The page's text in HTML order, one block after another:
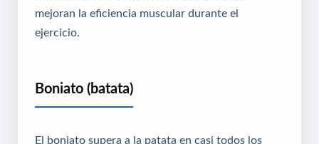
mejoran la eficiencia muscular durante el
ejercicio.
Boniato (batata)
El boniato supera a la patata en casi todos los